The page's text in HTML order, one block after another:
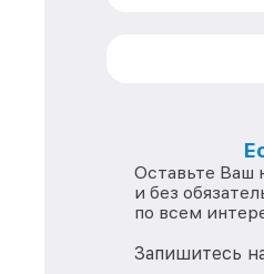
Оставьте Ваш
и без
по всем
Запишитесь